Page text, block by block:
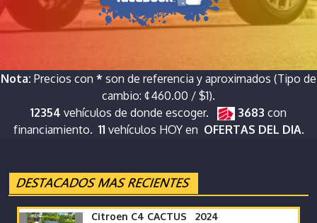
Nota: Precios con * son de referencia y aproximados (Tipo de
cambio: ¢460.00 / $1).
12354 vehículos de donde escoger. 3683 con
financiamiento. 11 vehículos HOY en OFERTAS DEL DIA.
Citroen C4 CACTUS 2024